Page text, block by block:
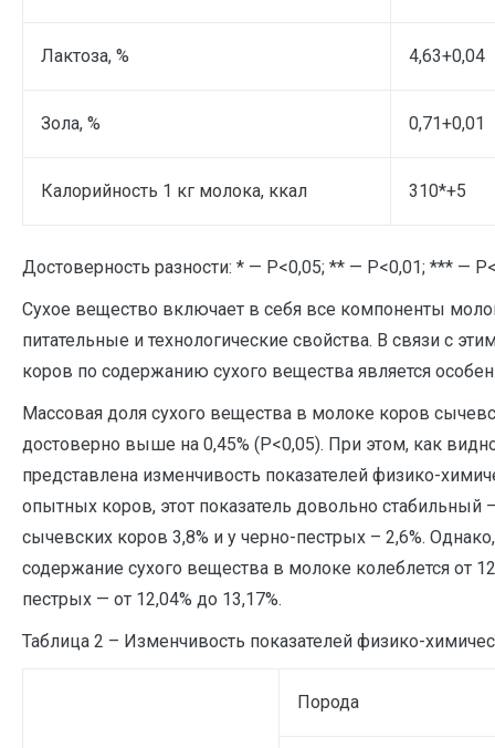
Лактоза, % 4,63+0,04
Зола, % 0,71+0,01
Калорийность 1 кг молока, ккал 310*+5
Достоверность разности: * — Р<0,05; ** — Р<0,01; *** —
Сухое вещество включает в себя все компоненты
питательные и технологические свойства. В связи с
коров по содержанию сухого вещества является
Массовая доля сухого вещества в молоке коров
достоверно выше на 0,45% (Р<0,05). При этом, как
представлена изменчивость показателей физико-
опытных коров, этот показатель довольно
сычевских коров 3,8% и у черно-пестрых – 2,6%.
содержание сухого вещества в молоке колеблется от
пестрых — от 12,04% до 13,17%.
Таблица 2 – Изменчивость показателей физико-
Порода